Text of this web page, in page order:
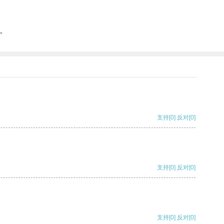
支持[0] 反对[0]
支持[0] 反对[0]
支持[0] 反对[0]